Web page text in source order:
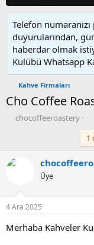
Telefon
duyurularından,
haberdar olmak
Kulübü Whatsapp
Kahve Firmaları
Cho Coffee
K
y
a
l
a
t
chocoffeeroastery
1
Üye
4 Ara 2025
Merhaba Kahveler